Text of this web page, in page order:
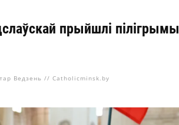
прыйшлі пілігрымы
Ведзень // Catholicminsk.by